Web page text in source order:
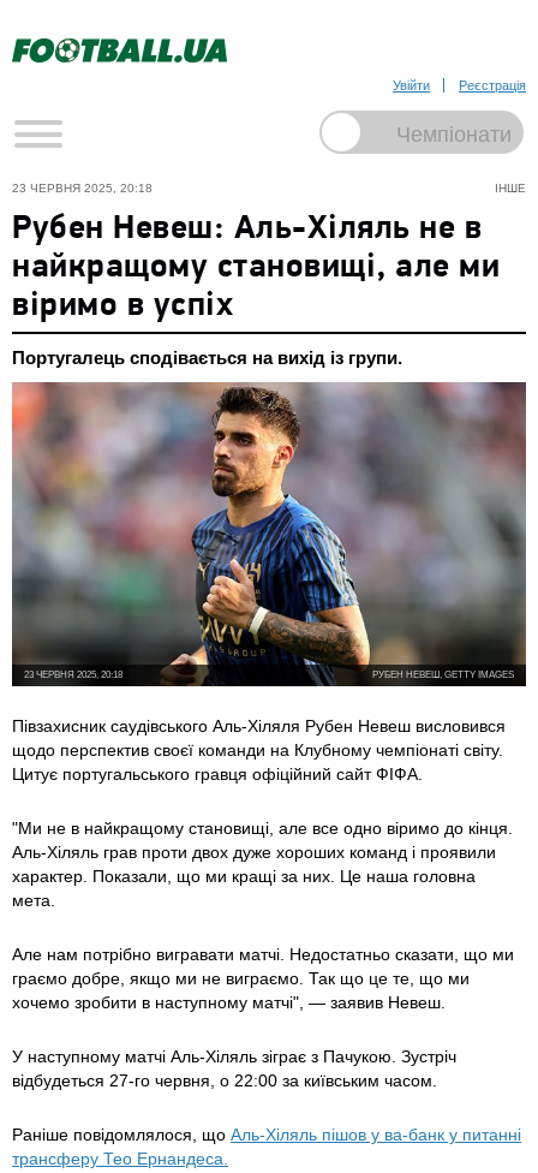
Увійти Реєстрація
ІНШЕ
23 ЧЕРВНЯ 2025, 20:18
Рубен Невеш: Аль-Хіляль не в
найкращому становищі, але ми
віримо в успіх
Португалець сподівається на вихід із групи.
РУБЕН НЕВЕШ, GETTY IMAGES
23 ЧЕРВНЯ 2025, 20:18
Півзахисник саудівського Аль-Хіляля Рубен Невеш висловився
щодо перспектив своєї команди на Клубному чемпіонаті світу.
Цитує португальського гравця офіційний сайт ФІФА.
"Ми не в найкращому становищі, але все одно віримо до кінця.
Аль-Хіляль грав проти двох дуже хороших команд і проявили
характер. Показали, що ми кращі за них. Це наша головна
мета.
Але нам потрібно вигравати матчі. Недостатньо сказати, що ми
граємо добре, якщо ми не виграємо. Так що це те, що ми
хочемо зробити в наступному матчі", — заявив Невеш.
У наступному матчі Аль-Хіляль зіграє з Пачукою. Зустріч
відбудеться 27-го червня, о 22:00 за київським часом.
Раніше повідомлялося, що Аль-Хіляль пішов у ва-банк у питанні
трансферу Тео Ернандеса.